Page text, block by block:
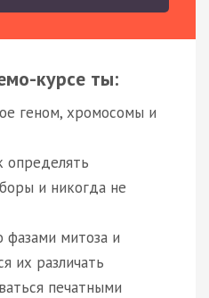
курсе ты:
геном, хромосомы и
определять
и никогда не
фазами митоза и
их различать
печатными